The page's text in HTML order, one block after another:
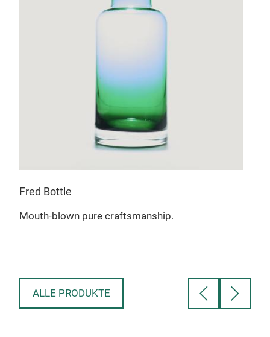
Fred Bottle
Mouth-blown pure craftsmanship.
ALLE PRODUKTE